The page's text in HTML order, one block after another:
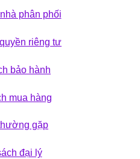
phân phối
riêng tư
bảo hành
mua hàng
gặp
đại lý